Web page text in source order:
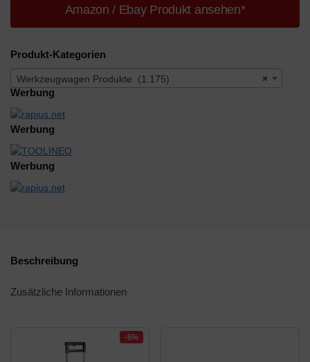
Amazon / Ebay Produkt ansehen*
Produkt-Kategorien
×
Werkzeugwagen Produkte (1.175)
Werbung
Werbung
Werbung
Beschreibung
Zusätzliche Informationen
-5%